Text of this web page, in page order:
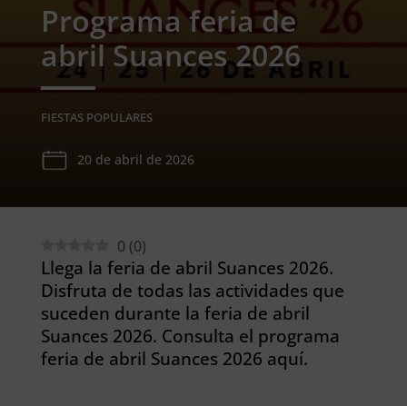
Programa feria de
abril Suances 2026
FIESTAS POPULARES
20 de abril de 2026
0 (0)
Llega la feria de abril Suances 2026.
Disfruta de todas las actividades que
suceden durante la feria de abril
Suances 2026. Consulta el programa
feria de abril Suances 2026 aquí.